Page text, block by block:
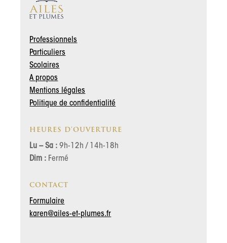
Professionnels
Particuliers
Scolaires
A propos
Mentions légales
Politique de confidentialité
HEURES D’OUVERTURE
Lu – Sa : 9h-12h / 14h-18h
Dim : Fermé
CONTACT
Formulaire
karen@ailes-et-plumes.fr